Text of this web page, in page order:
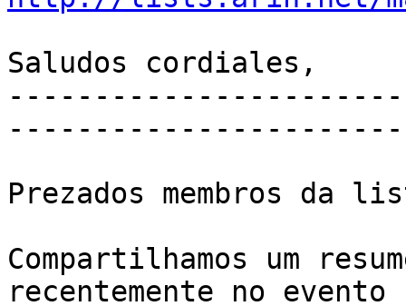
Saludos cordiales,
Prezados membros da
Compartilhamos um
recentemente no evento